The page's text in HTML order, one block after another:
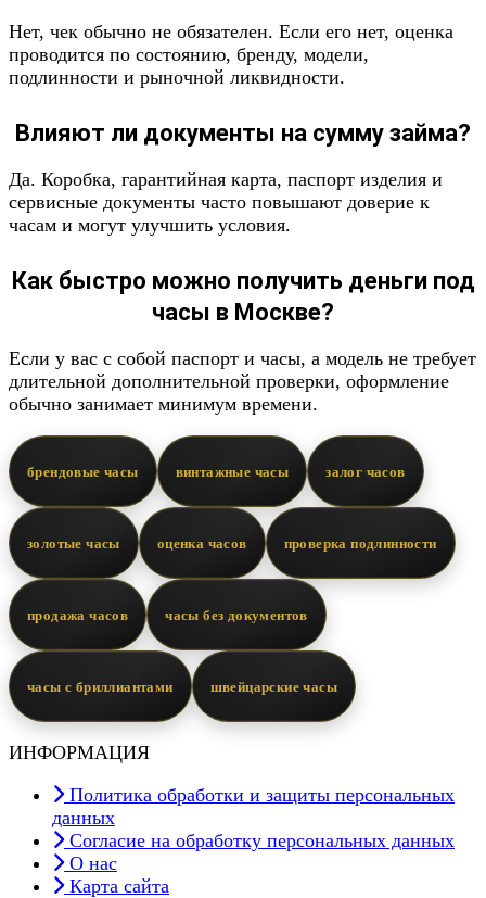
Нет, чек обычно не обязателен. Если его нет, оценка
проводится по состоянию, бренду, модели,
подлинности и рыночной ликвидности.
Влияют ли документы на сумму займа?
Да. Коробка, гарантийная карта, паспорт изделия и
сервисные документы часто повышают доверие к
часам и могут улучшить условия.
Как быстро можно получить деньги под
часы в Москве?
Если у вас с собой паспорт и часы, а модель не требует
длительной дополнительной проверки, оформление
обычно занимает минимум времени.
брендовые часы винтажные часы залог часов
золотые часы оценка часов проверка подлинности
продажа часов часы без документов
часы с бриллиантами швейцарские часы
ИНФОРМАЦИЯ
Политика обработки и защиты персональных
данных
Согласие на обработку персональных данных
О нас
Карта сайта